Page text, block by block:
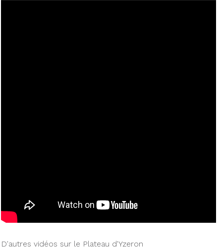
D'autres vidéos sur le Plateau d'Yzeron